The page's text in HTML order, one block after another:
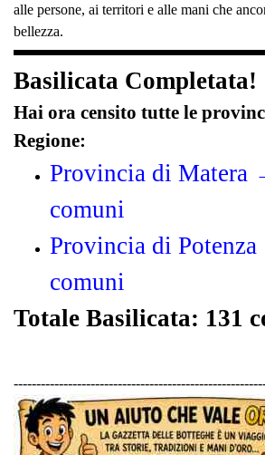
alle persone, ai territori e alle mani che
bellezza.
Basilicata Completata!
Hai ora censito tutte le
Regione:
Provincia di Matera
comuni
Provincia di
comuni
Totale Basilicata: 131